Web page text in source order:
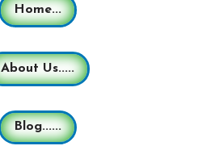
Home...
About Us.....
Blog......